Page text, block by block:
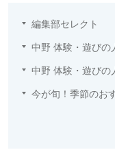
編集部セレクト
中野 体験・遊びの
中野 体験・遊びの
今が旬！季節のお